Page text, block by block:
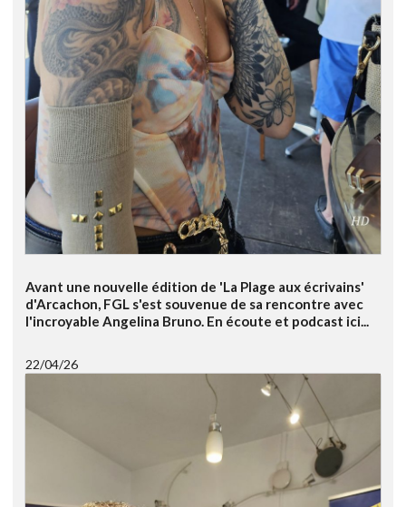
Avant une nouvelle édition de 'La Plage aux écrivains'
d'Arcachon, FGL s'est souvenue de sa rencontre avec
l'incroyable Angelina Bruno. En écoute et podcast ici...
22/04/26